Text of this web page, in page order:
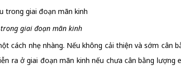
giai đoạn mãn kinh
cách nhẹ nhàng. Nếu không cải thiện và sớm cân
ra ở giai đoạn mãn kinh nếu chưa cân bằng